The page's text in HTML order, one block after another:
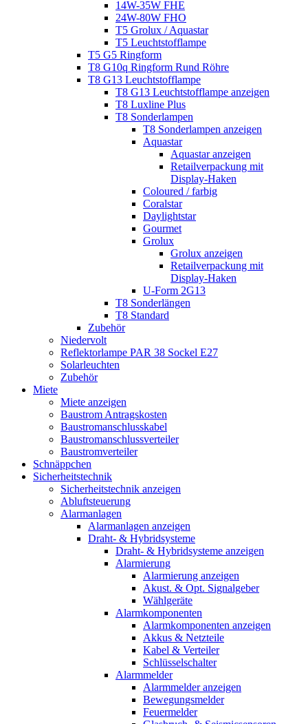
14W-35W FHE
24W-80W FHO
T5 Grolux / Aquastar
T5 Leuchtstofflampe
T5 G5 Ringform
T8 G10q Ringform Rund Röhre
T8 G13 Leuchtstofflampe
T8 G13 Leuchtstofflampe anzeigen
T8 Luxline Plus
T8 Sonderlampen
T8 Sonderlampen anzeigen
Aquastar
Aquastar anzeigen
Retailverpackung mit
Display-Haken
Coloured / farbig
Coralstar
Daylightstar
Gourmet
Grolux
Grolux anzeigen
Retailverpackung mit
Display-Haken
U-Form 2G13
T8 Sonderlängen
T8 Standard
Zubehör
Niedervolt
Reflektorlampe PAR 38 Sockel E27
Solarleuchten
Zubehör
Miete
Miete anzeigen
Baustrom Antragskosten
Baustromanschlusskabel
Baustromanschlussverteiler
Baustromverteiler
Schnäppchen
Sicherheitstechnik
Sicherheitstechnik anzeigen
Abluftsteuerung
Alarmanlagen
Alarmanlagen anzeigen
Draht- & Hybridsysteme
Draht- & Hybridsysteme anzeigen
Alarmierung
Alarmierung anzeigen
Akust. & Opt. Signalgeber
Wählgeräte
Alarmkomponenten
Alarmkomponenten anzeigen
Akkus & Netzteile
Kabel & Verteiler
Schlüsselschalter
Alarmmelder
Alarmmelder anzeigen
Bewegungsmelder
Feuermelder